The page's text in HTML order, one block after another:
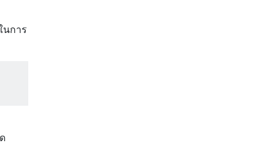
นการ